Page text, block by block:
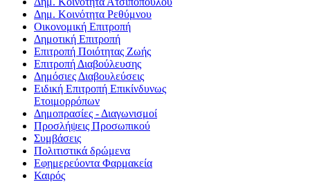
Δημ. Κοινότητα Ρεθύμνου
Οικονομική Επιτροπή
Δημοτική Επιτροπή
Επιτροπή Ποιότητας Ζωής
Επιτροπή Διαβούλευσης
Δημόσιες Διαβουλεύσεις
Ειδική Επιτροπή Επικίνδυνως
Ετοιμορρόπων
Δημοπρασίες - Διαγωνισμοί
Προσλήψεις Προσωπικού
Συμβάσεις
Πολιτιστικά δρώμενα
Εφημερεύοντα Φαρμακεία
Καιρός